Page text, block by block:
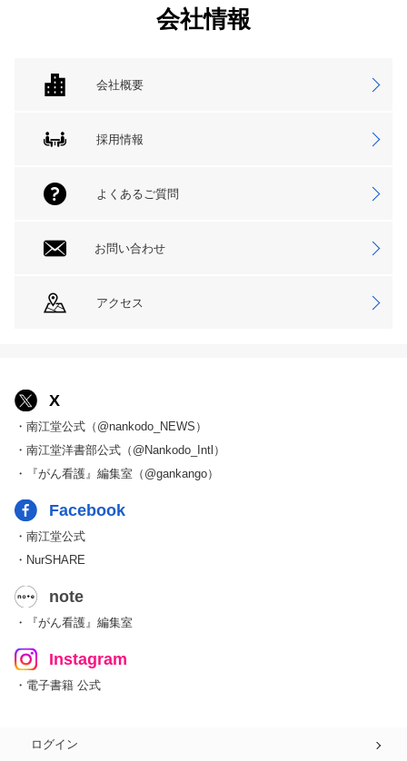
会社情報
会社概要
採用情報
よくあるご質問
お問い合わせ
アクセス
X
・南江堂公式（@nankodo_NEWS）
・南江堂洋書部公式（@Nankodo_Intl）
・『がん看護』編集室（@gankango）
Facebook
・南江堂公式
・NurSHARE
note
・『がん看護』編集室
Instagram
・電子書籍 公式
ログイン